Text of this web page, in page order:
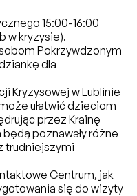
15:00-16:00
w kryzysie).
Pokrzywdzonym
dla
Kryzysowej w Lublinie
ułatwić dzieciom
przez Krainę
poznawały różne
trudniejszymi
Centrum, jak
się do wizyty